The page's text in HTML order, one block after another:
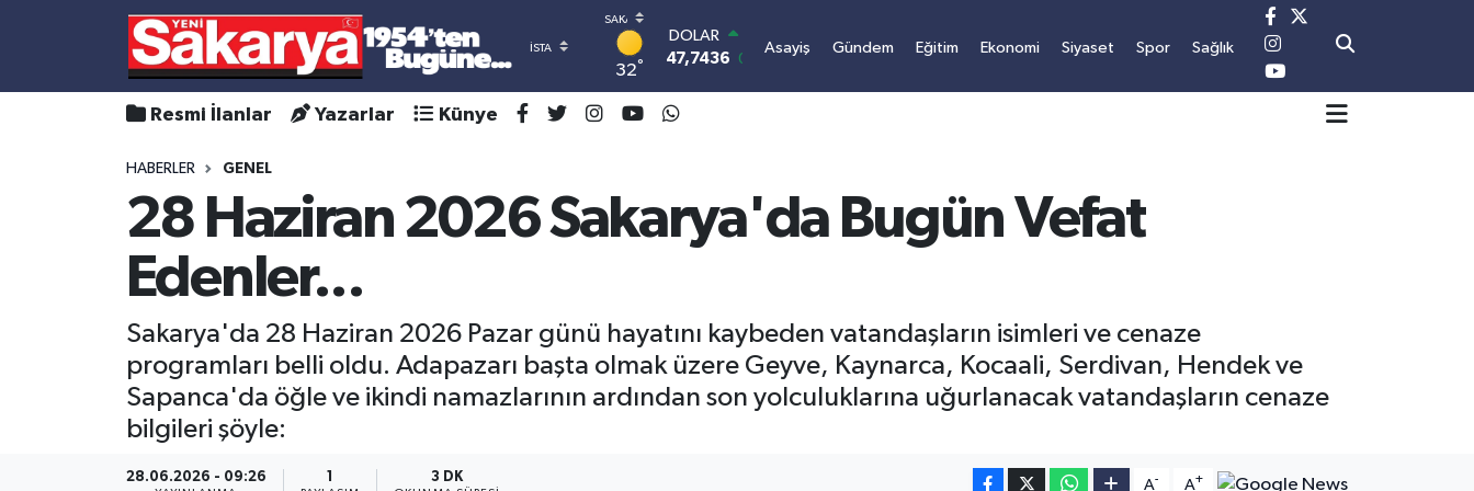
32°
DOLAR
47,7436 0.18
55,2510
0.03
BİST100
13.779
-14
Asayiş Gündem Eğitim Ekonomi Siyaset Spor Sağlık
Resmi İlanlar Yazarlar Künye
HABERLER GENEL
28 Haziran 2026 Sakarya'da Bugün Vefat
Edenler...
Sakarya'da 28 Haziran 2026 Pazar günü hayatını kaybeden vatandaşların isimleri ve cenaze
programları belli oldu. Adapazarı başta olmak üzere Geyve, Kaynarca, Kocaali, Serdivan, Hendek ve
Sapanca'da öğle ve ikindi namazlarının ardından son yolculuklarına uğurlanacak vatandaşların cenaze
bilgileri şöyle:
28.06.2026 - 09:26 3 DK A- A+